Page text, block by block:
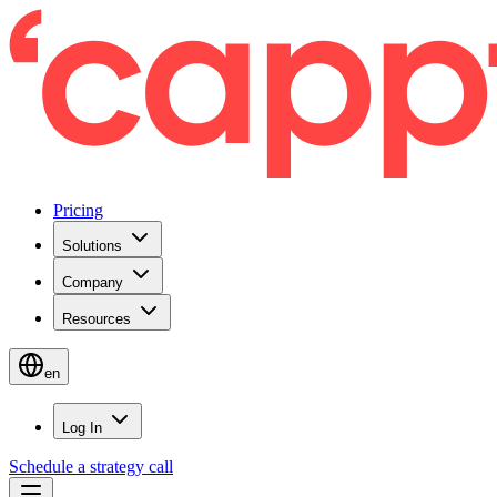
Pricing
Solutions
Company
Resources
en
Log In
Schedule a strategy call